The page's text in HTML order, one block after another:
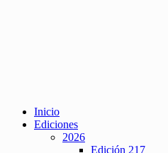
Inicio
Ediciones
2026
Edición 217